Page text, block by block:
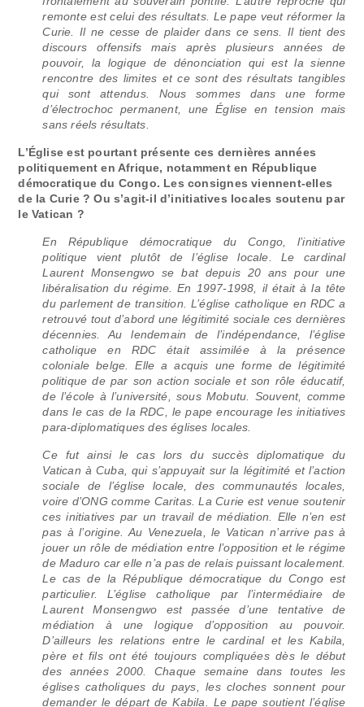
remonte est celui des résultats. Le pape veut réformer la
Curie. Il ne cesse de plaider dans ce sens. Il tient des
discours offensifs mais après plusieurs années de
pouvoir, la logique de dénonciation qui est la sienne
rencontre des limites et ce sont des résultats tangibles
qui sont attendus. Nous sommes dans une forme
d’électrochoc permanent, une Église en tension mais
sans réels résultats.
L’Église est pourtant présente ces dernières années
politiquement en Afrique, notamment en République
démocratique du Congo. Les consignes viennent-elles
de la Curie ? Ou s’agit-il d’initiatives locales soutenu par
le Vatican ?
En République démocratique du Congo, l’initiative
politique vient plutôt de l’église locale. Le cardinal
Laurent Monsengwo se bat depuis 20 ans pour une
libéralisation du régime. En 1997-1998, il était à la tête
du parlement de transition. L’église catholique en RDC a
retrouvé tout d’abord une légitimité sociale ces dernières
décennies. Au lendemain de l’indépendance, l’église
catholique en RDC était assimilée à la présence
coloniale belge. Elle a acquis une forme de légitimité
politique de par son action sociale et son rôle éducatif,
de l’école à l’université, sous Mobutu. Souvent, comme
dans le cas de la RDC, le pape encourage les initiatives
para-diplomatiques des églises locales.
Ce fut ainsi le cas lors du succès diplomatique du
Vatican à Cuba, qui s’appuyait sur la légitimité et l’action
sociale de l’église locale, des communautés locales,
voire d’ONG comme Caritas. La Curie est venue soutenir
ces initiatives par un travail de médiation. Elle n’en est
pas à l’origine. Au Venezuela, le Vatican n’arrive pas à
jouer un rôle de médiation entre l’opposition et le régime
de Maduro car elle n’a pas de relais puissant localement.
Le cas de la République démocratique du Congo est
particulier. L’église catholique par l’intermédiaire de
Laurent Monsengwo est passée d’une tentative de
médiation à une logique d’opposition au pouvoir.
D’ailleurs les relations entre le cardinal et les Kabila,
père et fils ont été toujours compliquées dès le début
des années 2000. Chaque semaine dans toutes les
églises catholiques du pays, les cloches sonnent pour
demander le départ de Kabila. Le pape soutient l’église